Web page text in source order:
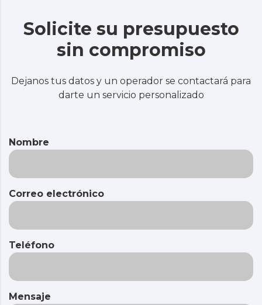
Solicite su presupuesto
sin compromiso
Dejanos tus datos y un operador se contactará para
darte un servicio personalizado
Nombre
Correo electrónico
Teléfono
Mensaje